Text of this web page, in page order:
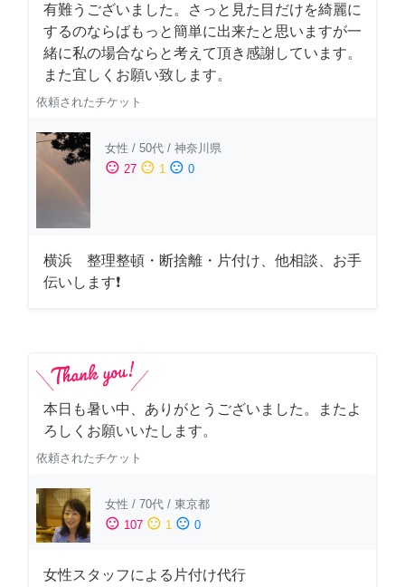
有難うございました。さっと見た目だけを綺麗に
するのならばもっと簡単に出来たと思いますが一
緒に私の場合ならと考えて頂き感謝しています。
また宜しくお願い致します。
依頼されたチケット
女性 / 50代 / 神奈川県
sentiment_satisfied 27 sentiment_neutral 1 sentiment_dissatisfied 0
横浜 整理整頓・断捨離・片付け、他相談、お手
伝いします❗
本日も暑い中、ありがとうございました。またよ
ろしくお願いいたします。
依頼されたチケット
女性 / 70代 / 東京都
sentiment_satisfied 107 sentiment_neutral 1 sentiment_dissatisfied 0
女性スタッフによる片付け代行